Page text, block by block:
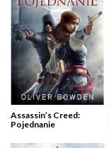
Assassin’s Creed:
Pojednanie